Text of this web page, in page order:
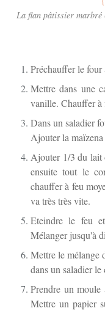
La flan pâtissier marbré
Préchauffer le four
Mettre dans une
vanille. Chauffer à
Dans un saladier
Ajouter la
Ajouter 1/3 du lait
ensuite tout le
chauffer à feu
va très très vite.
Eteindre le feu
Mélanger jusqu'à
Mettre le mélange
dans un saladier le
Prendre un
Mettre un papier